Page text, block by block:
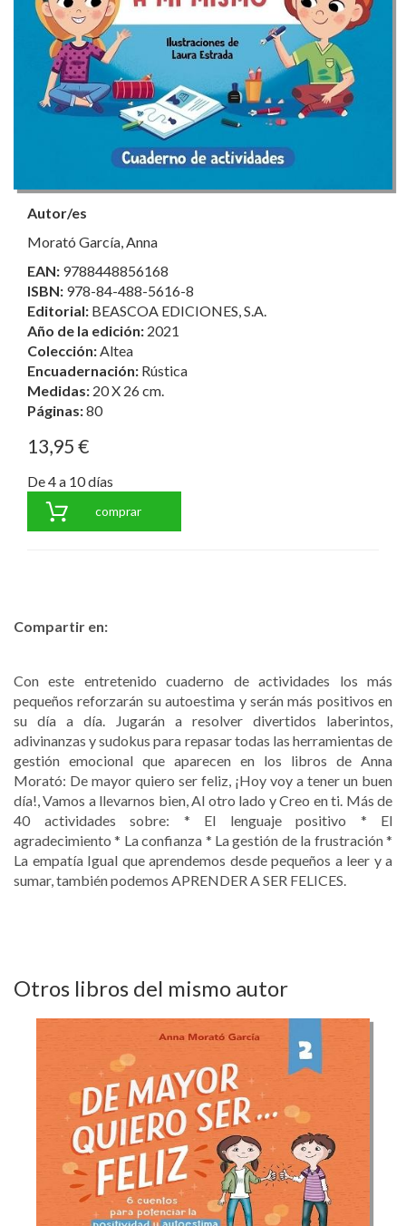
Autor/es
Morató García, Anna
EAN: 9788448856168
ISBN: 978-84-488-5616-8
Editorial: BEASCOA EDICIONES, S.A.
Año de la edición: 2021
Colección: Altea
Encuadernación: Rústica
Medidas: 20 X 26 cm.
Páginas:80
13,95 €
De 4 a 10 días
comprar
Compartir en:
Con este entretenido cuaderno de actividades los más
pequeños reforzarán su autoestima y serán más positivos en
su día a día. Jugarán a resolver divertidos laberintos,
adivinanzas y sudokus para repasar todas las herramientas de
gestión emocional que aparecen en los libros de Anna
Morató: De mayor quiero ser feliz, ¡Hoy voy a tener un buen
día!, Vamos a llevarnos bien, Al otro lado y Creo en ti. Más de
40 actividades sobre: * El lenguaje positivo * El
agradecimiento * La confianza * La gestión de la frustración *
La empatía Igual que aprendemos desde pequeños a leer y a
sumar, también podemos APRENDER A SER FELICES.
Otros libros del mismo autor